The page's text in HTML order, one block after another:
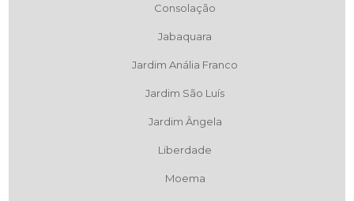
Consolação
Jabaquara
Jardim Anália Franco
Jardim São Luís
Jardim Ângela
Liberdade
Moema